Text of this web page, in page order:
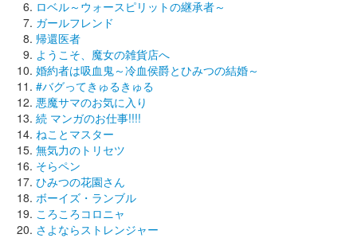
ロベル～ウォースピリットの継承者～
ガールフレンド
帰還医者
ようこそ、魔女の雑貨店へ
婚約者は吸血鬼～冷血侯爵とひみつの結婚～
#バグってきゅるきゅる
悪魔サマのお気に入り
続 マンガのお仕事!!!!
ねことマスター
無気力のトリセツ
そらペン
ひみつの花園さん
ボーイズ・ランブル
ころころコロニャ
さよならストレンジャー